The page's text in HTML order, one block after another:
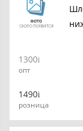
1300
опт
1490
розница